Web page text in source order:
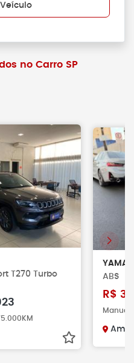
no Carro SP
T270 Turbo
ABS
R$
Manual